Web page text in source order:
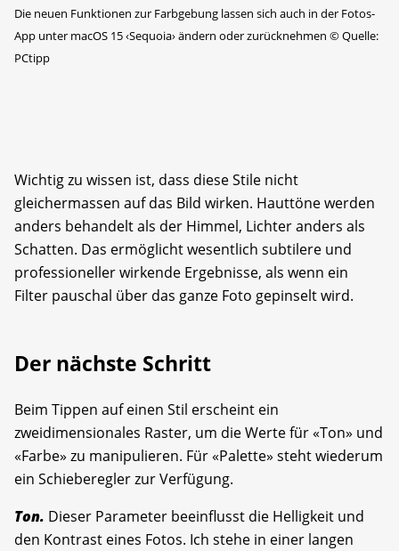
Die neuen Funktionen zur Farbgebung lassen sich auch in der Fotos-
App unter macOS 15 ‹Sequoia› ändern oder zurücknehmen ©Quelle:
PCtipp
Wichtig zu wissen ist, dass diese Stile nicht
gleichermassen auf das Bild wirken. Hauttöne werden
anders behandelt als der Himmel, Lichter anders als
Schatten. Das ermöglicht wesentlich subtilere und
professioneller wirkende Ergebnisse, als wenn ein
Filter pauschal über das ganze Foto gepinselt wird.
Der nächste Schritt
Beim Tippen auf einen Stil erscheint ein
zweidimensionales Raster, um die Werte für «Ton» und
«Farbe» zu manipulieren. Für «Palette» steht wiederum
ein Schieberegler zur Verfügung.
Ton. Dieser Parameter beeinflusst die Helligkeit und
den Kontrast eines Fotos. Ich stehe in einer langen